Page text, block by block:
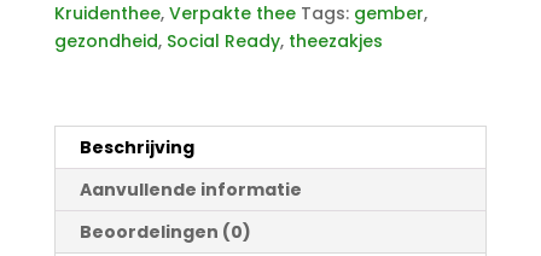
Kruidenthee, Verpakte thee Tags: gember,
gezondheid, Social Ready, theezakjes
Beschrijving
Aanvullende informatie
Beoordelingen (0)